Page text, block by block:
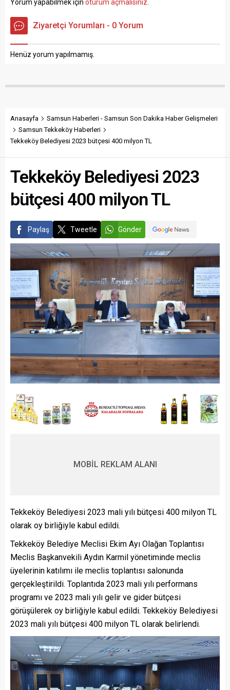
çalıştığı inşaatın 3. katındaki
iskeleden düştü. Ağır
yaralanan Baltaoğlu
hastaneye kaldırıldıktan
sonra ilk müdahalesinin
rağmen kurtarılamayarak
Yorum yapabilmek için oturum açmalısınız.
Ziyaretçi Yorumları - 0 Yorum
Henüz yorum yapılmamış.
Anasayfa
Samsun Haberleri - Samsun Son Dakika Haber Gelişmeleri
Samsun Tekkeköy Haberleri
Tekkeköy Belediyesi 2023 bütçesi 400 milyon TL
Tekkeköy Belediyesi 2023
bütçesi 400 milyon TL
Paylaş Tweetle Gönder
MOBİL REKLAM ALANI
Tekkeköy Belediyesi 2023 mali yılı bütçesi 400 milyon TL
olarak oy birliğiyle kabul edildi.
Tekkeköy Belediye Meclisi Ekim Ayı Olağan Toplantısı
Meclis Başkanvekili Aydın Karmil yönetiminde meclis
üyelerinin katılımı ile meclis toplantısı salonunda
gerçekleştirildi. Toplantıda 2023 mali yılı performans
programı ve 2023 mali yılı gelir ve gider bütçesi
görüşülerek oy birliğiyle kabul edildi. Tekkeköy Belediyesi
2023 mali yılı bütçesi 400 milyon TL olarak belirlendi.